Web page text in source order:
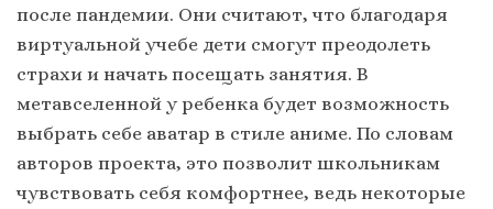
после пандемии. Они считают, что благодаря
виртуальной учебе дети смогут преодолеть
страхи и начать посещать занятия. В
метавселенной у ребенка будет возможность
выбрать себе аватар в стиле аниме. По словам
авторов проекта, это позволит школьникам
чувствовать себя комфортнее, ведь некоторые